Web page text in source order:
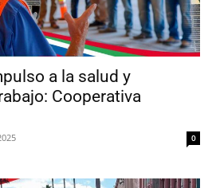
a la salud y
Cooperativa
0